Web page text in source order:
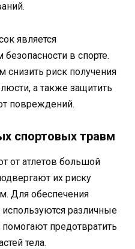
является
в спорте.
снизить риск получения
а также защитить
повреждений.
спортовых травм
от атлетов большой
их риску
Для обеспечения
различные
предотвратить
тела.